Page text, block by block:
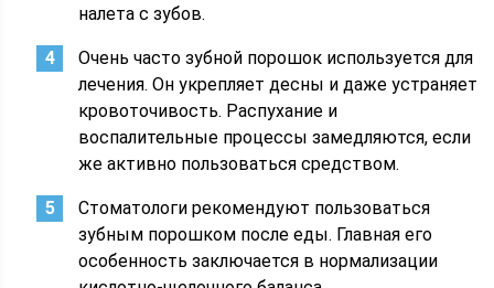
налета с зубов.
Очень часто зубной порошок используется для
лечения. Он укрепляет десны и даже устраняет
кровоточивость. Распухание и
воспалительные процессы замедляются, если
же активно пользоваться средством.
Стоматологи рекомендуют пользоваться
зубным порошком после еды. Главная его
особенность заключается в нормализации